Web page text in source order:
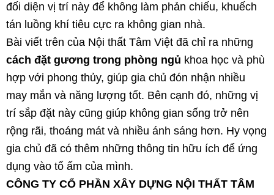
đối diện vị trí này để không làm phản chiếu, khuếch
tán luồng khí tiêu cực ra không gian nhà.
Bài viết trên của Nội thất Tâm Việt đã chỉ ra những
cách đặt gương trong phòng ngủ khoa học và phù
hợp với phong thủy, giúp gia chủ đón nhận nhiều
may mắn và năng lượng tốt. Bên cạnh đó, những vị
trí sắp đặt này cũng giúp không gian sống trở nên
rộng rãi, thoáng mát và nhiều ánh sáng hơn. Hy vọng
gia chủ đã có thêm những thông tin hữu ích để ứng
dụng vào tổ ấm của mình.
CÔNG TY CỔ PHẦN XÂY DỰNG NỘI THẤT TÂM